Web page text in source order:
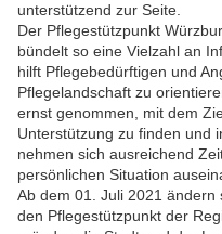
unterstützend zur Seite.
Der Pflegestützpunkt
bündelt so eine Vielzahl an
hilft Pflegebedürftigen und
Pflegelandschaft zu
ernst genommen, mit dem
Unterstützung zu finden und
nehmen sich ausreichend
persönlichen Situation
Ab dem 01. Juli 2021
den Pflegestützpunkt der